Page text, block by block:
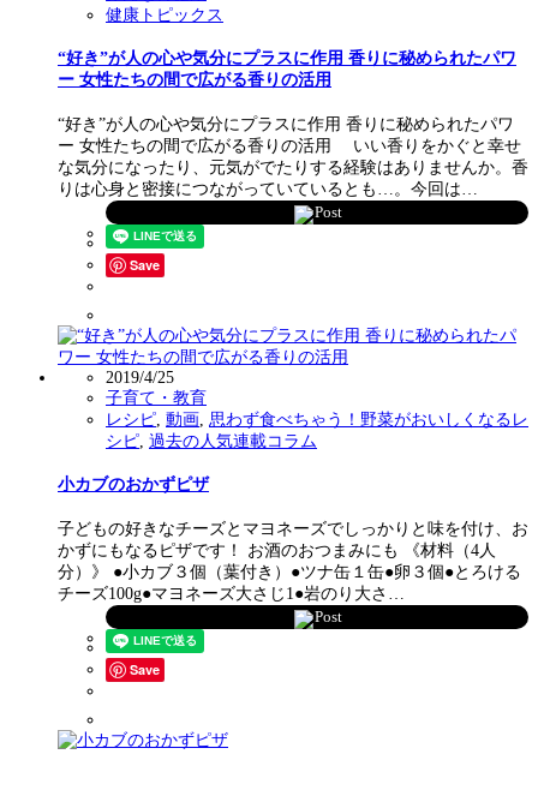
健康トピックス
“好き”が人の心や気分にプラスに作用 香りに秘められたパワ
ー 女性たちの間で広がる香りの活用
“好き”が人の心や気分にプラスに作用 香りに秘められたパワ
ー 女性たちの間で広がる香りの活用 いい香りをかぐと幸せ
な気分になったり、元気がでたりする経験はありませんか。香
りは心身と密接につながっていているとも…。今回は…
Post
Save
2019/4/25
子育て・教育
レシピ 動画 思わず食べちゃう！野菜がおいしくなるレ
シピ 過去の人気連載コラム
小カブのおかずピザ
子どもの好きなチーズとマヨネーズでしっかりと味を付け、お
かずにもなるピザです！ お酒のおつまみにも 《材料（4人
分）》 ●小カブ３個（葉付き）●ツナ缶１缶●卵３個●とろける
チーズ100g●マヨネーズ大さじ1●岩のり大さ…
Post
Save